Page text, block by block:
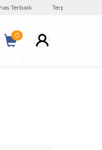
Terpercaya Sejak
0